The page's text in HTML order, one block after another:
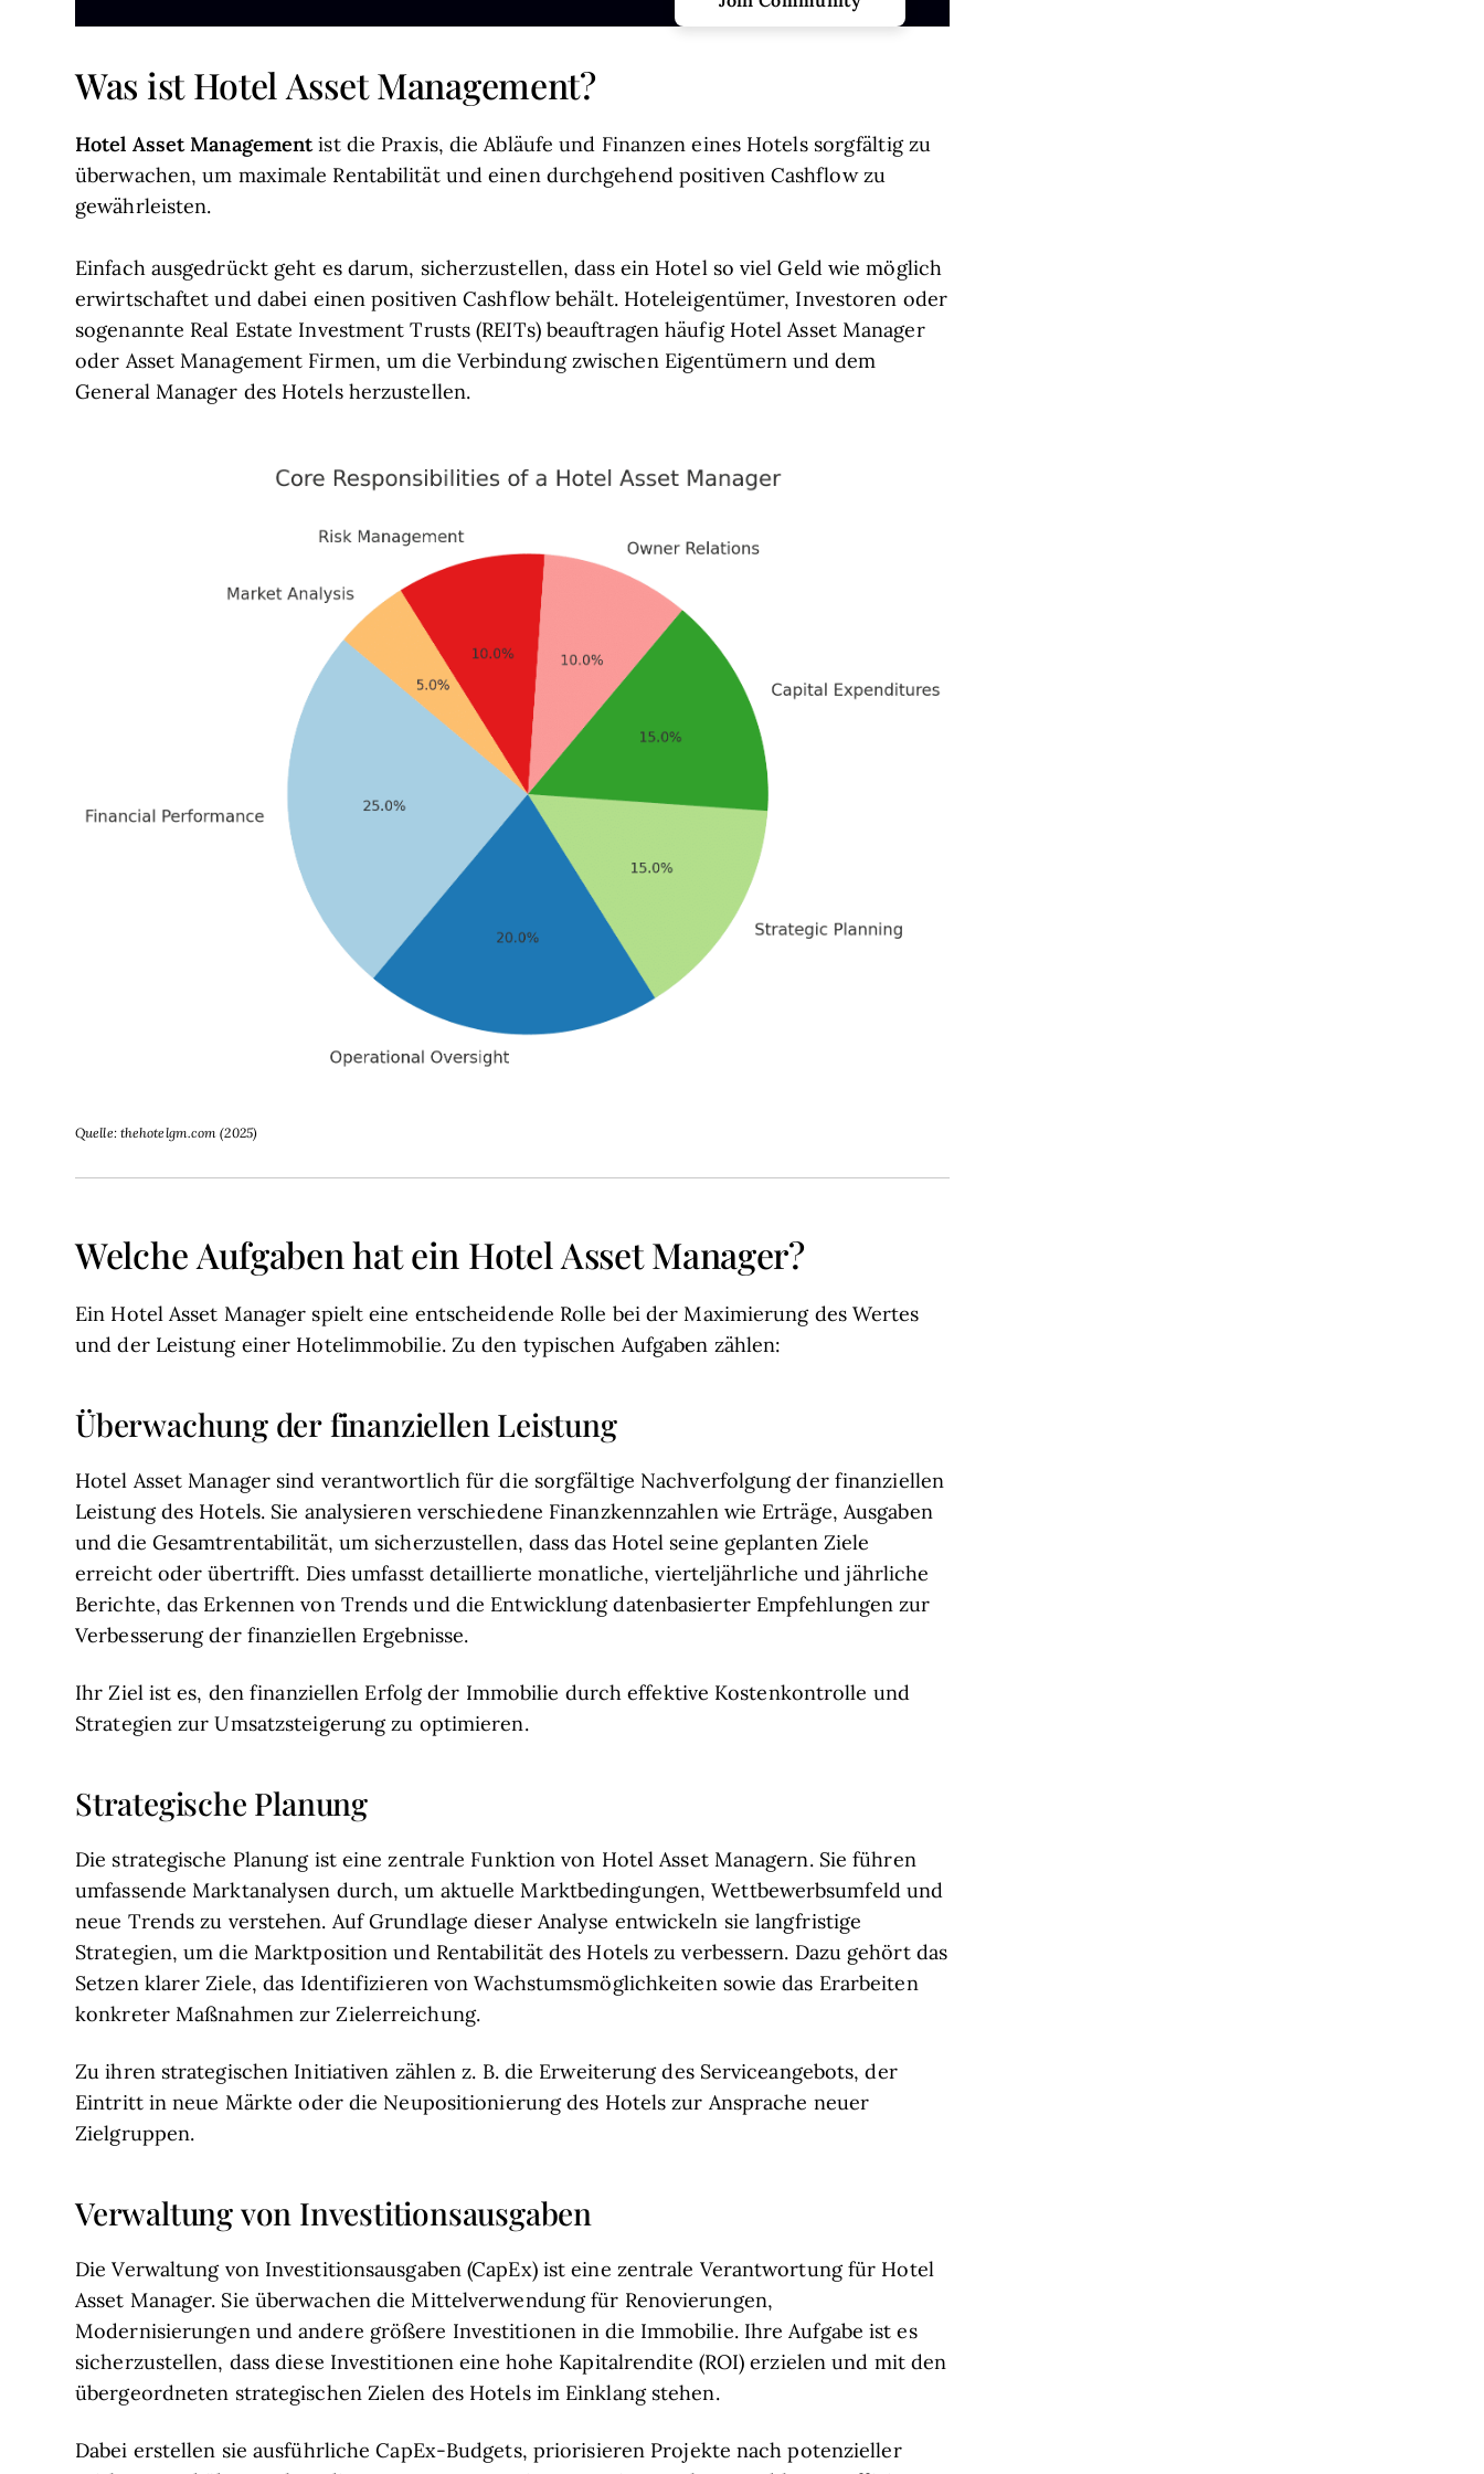
Was ist Hotel Asset Management?
Hotel Asset Managementist die Praxis, die Abläufe und Finanzen eines Hotels sorgfältig zu
überwachen, um maximale Rentabilität und einen durchgehend positiven Cashflow zu
gewährleisten.
Einfach ausgedrückt geht es darum, sicherzustellen, dass ein Hotel so viel Geld wie möglich
erwirtschaftet und dabei einen positiven Cashflow behält. Hoteleigentümer, Investoren oder
sogenannte Real Estate Investment Trusts (REITs) beauftragen häufig Hotel Asset Manager
oder Asset Management Firmen, um die Verbindung zwischen Eigentümern und dem
General Manager des Hotels herzustellen.
Quelle: thehotelgm.com (2025)
Welche Aufgaben hat ein Hotel Asset Manager?
Ein Hotel Asset Manager spielt eine entscheidende Rolle bei der Maximierung des Wertes
und der Leistung einer Hotelimmobilie. Zu den typischen Aufgaben zählen:
Überwachung der finanziellen Leistung
Hotel Asset Manager sind verantwortlich für die sorgfältige Nachverfolgung der finanziellen
Leistung des Hotels. Sie analysieren verschiedene Finanzkennzahlen wie Erträge, Ausgaben
und die Gesamtrentabilität, um sicherzustellen, dass das Hotel seine geplanten Ziele
erreicht oder übertrifft. Dies umfasst detaillierte monatliche, vierteljährliche und jährliche
Berichte, das Erkennen von Trends und die Entwicklung datenbasierter Empfehlungen zur
Verbesserung der finanziellen Ergebnisse.
Ihr Ziel ist es, den finanziellen Erfolg der Immobilie durch effektive Kostenkontrolle und
Strategien zur Umsatzsteigerung zu optimieren.
Strategische Planung
Die strategische Planung ist eine zentrale Funktion von Hotel Asset Managern. Sie führen
umfassende Marktanalysen durch, um aktuelle Marktbedingungen, Wettbewerbsumfeld und
neue Trends zu verstehen. Auf Grundlage dieser Analyse entwickeln sie langfristige
Strategien, um die Marktposition und Rentabilität des Hotels zu verbessern. Dazu gehört das
Setzen klarer Ziele, das Identifizieren von Wachstumsmöglichkeiten sowie das Erarbeiten
konkreter Maßnahmen zur Zielerreichung.
Zu ihren strategischen Initiativen zählen z. B. die Erweiterung des Serviceangebots, der
Eintritt in neue Märkte oder die Neupositionierung des Hotels zur Ansprache neuer
Zielgruppen.
Verwaltung von Investitionsausgaben
Die Verwaltung von Investitionsausgaben (CapEx) ist eine zentrale Verantwortung für Hotel
Asset Manager. Sie überwachen die Mittelverwendung für Renovierungen,
Modernisierungen und andere größere Investitionen in die Immobilie. Ihre Aufgabe ist es
sicherzustellen, dass diese Investitionen eine hohe Kapitalrendite (ROI) erzielen und mit den
übergeordneten strategischen Zielen des Hotels im Einklang stehen.
Dabei erstellen sie ausführliche CapEx-Budgets, priorisieren Projekte nach potenzieller